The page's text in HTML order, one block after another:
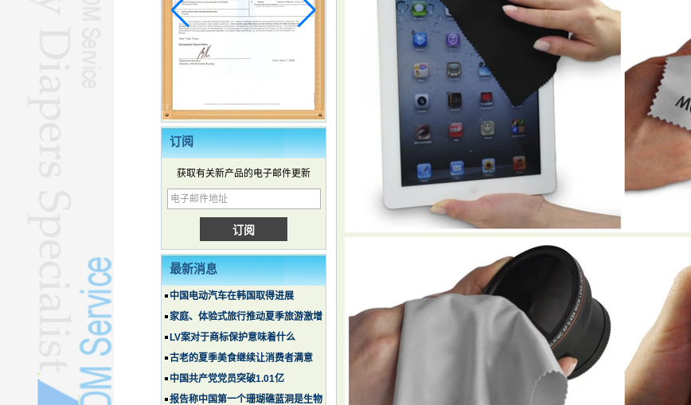
订阅
获取有关新产品的电子邮件更新
最新消息
中国电动汽车在韩国取得进展
家庭、体验式旅行推动夏季旅游激增
LV案对于商标保护意味着什么
古老的夏季美食继续让消费者满意
中国共产党党员突破1.01亿
报告称中国第一个珊瑚礁蓝洞是生物